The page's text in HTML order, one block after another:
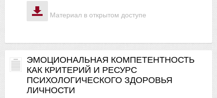
Материал в открытом доступе
ЭМОЦИОНАЛЬНАЯ КОМПЕТЕНТНОСТЬ
КАК КРИТЕРИЙ И РЕСУРС
ПСИХОЛОГИЧЕСКОГО ЗДОРОВЬЯ
ЛИЧНОСТИ